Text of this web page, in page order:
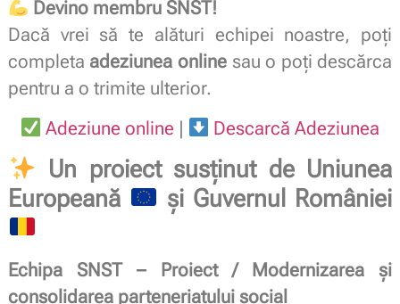
Devino membru SNST!
Dacă vrei să te alături echipei noastre, poți
completa adeziunea onlinesau o poți descărca
pentru a o trimite ulterior.
Adeziune online | Descarcă Adeziunea
Un proiect susținut de Uniunea
Europeană
și Guvernul României
Echipa SNST – Proiect / Modernizarea și
consolidarea parteneriatului social